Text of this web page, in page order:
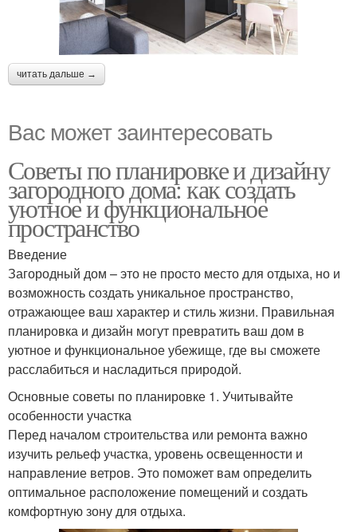
читать дальше →
Вас может заинтересовать
Советы по планировке и дизайну
загородного дома: как создать
уютное и функциональное
пространство
Введение
Загородный дом – это не просто место для отдыха, но и
возможность создать уникальное пространство,
отражающее ваш характер и стиль жизни. Правильная
планировка и дизайн могут превратить ваш дом в
уютное и функциональное убежище, где вы сможете
расслабиться и насладиться природой.
Основные советы по планировке 1. Учитывайте
особенности участка
Перед началом строительства или ремонта важно
изучить рельеф участка, уровень освещенности и
направление ветров. Это поможет вам определить
оптимальное расположение помещений и создать
комфортную зону для отдыха.